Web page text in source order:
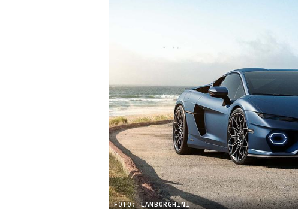
FOTO: LAMBORGHINI